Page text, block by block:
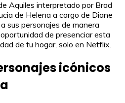
Aquiles interpretado por Brad
de Helena a cargo de Diane
sus personajes de manera
de presenciar esta
de tu hogar, solo en Netflix.
icónicos